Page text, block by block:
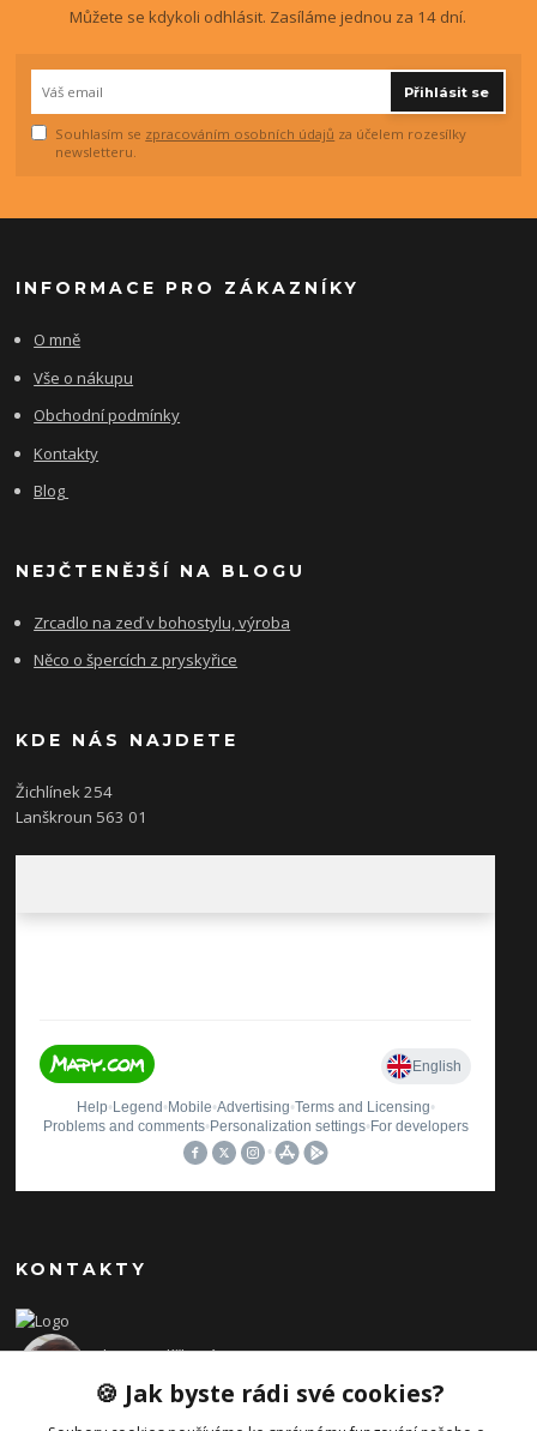
Můžete se kdykoli odhlásit. Zasíláme jednou za 14 dní.
Přihlásit se
Souhlasím se zpracováním osobních údajů za účelem rozesílky
newsletteru.
INFORMACE PRO ZÁKAZNÍKY
O mně
Vše o nákupu
Obchodní podmínky
Kontakty
Blog
NEJČTENĚJŠÍ NA BLOGU
Zrcadlo na zeď v bohostylu, výroba
Něco o špercích z pryskyřice
KDE NÁS NAJDETE
Žichlínek 254
Lanškroun 563 01
KONTAKTY
Ilona Pavlíčková
+420 606654169
(Po-Pá, 8-16 hod.)
🍪 Jak byste rádi své cookies?